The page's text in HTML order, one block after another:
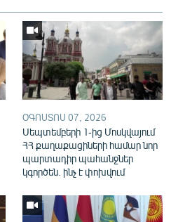
ՕԳՈՍՏՈՍ 07, 2026
Սեպտեմբերի 1-ից Մոսկվայում
ՀՀ քաղաքացիների համար նոր
պարտադիր պահանջներ
կգործեն. ինչ է փոխվում